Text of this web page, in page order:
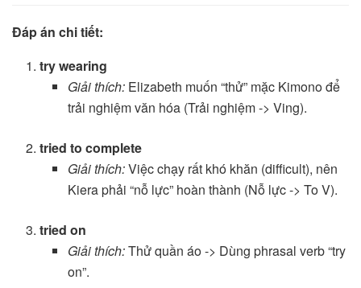
Đáp án chi tiết:
try wearing
Giải thích:Elizabeth muốn “thử” mặc Kimono để
trải nghiệm văn hóa (Trải nghiệm -> Ving).
tried to complete
Giải thích:Việc chạy rất khó khăn (difficult), nên
Kiera phải “nỗ lực” hoàn thành (Nỗ lực -> To V).
tried on
Giải thích:Thử quần áo -> Dùng phrasal verb “try
on”.